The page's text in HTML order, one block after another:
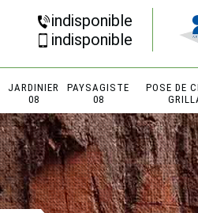
indisponible
indisponible
JARDINIER
08
PAYSAGISTE
08
POSE DE